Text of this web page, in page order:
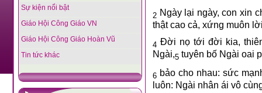
Sự kiện nổi bật
Giáo Hội Công Giáo VN
Giáo Hội Công Giáo Hoàn Vũ
Tin tức khác
2 Ngày lại ngày, con xin
thật cao cả, xứng muôn
4 Đời nọ tới đời kia,
Ngài,5 tuyên bố Ngài oai
6 bảo cho nhau: sức
luôn: Ngài nhân ái vô